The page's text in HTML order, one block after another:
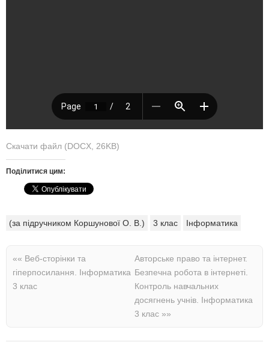
Скачати файл (DOCX, 26KB)
Поділитися цим:
(за підручником Коршунової О. В.) 3 клас Інформатика
«« Веб-сторінки та
гіперпосилання. Інформатика
3 клас
Авторське право та інтернет.
Безпечна робота в інтернеті.
Контроль навчальних
досягнень учнів. Інформатика
3 клас »»